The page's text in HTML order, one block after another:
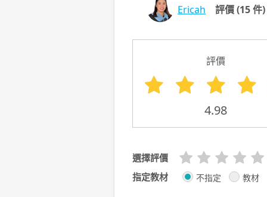
Ericah 評價(15 件)
評價
4.98
選擇評價
指定教材 不指定 教材